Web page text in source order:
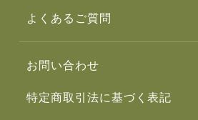
よくあるご質問
お問い合わせ
特定商取引法に基づく表記